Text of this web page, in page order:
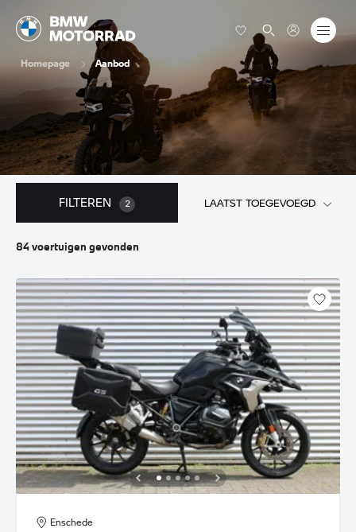
Homepage Aanbod
FILTEREN 2 LAATST TOEGEVOEGD
84voertuigen gevonden
Enschede